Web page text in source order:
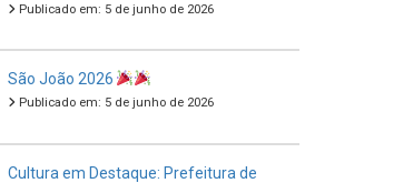
Publicado em: 5 de junho de 2026
São João 2026
Publicado em: 5 de junho de 2026
Cultura em Destaque: Prefeitura de